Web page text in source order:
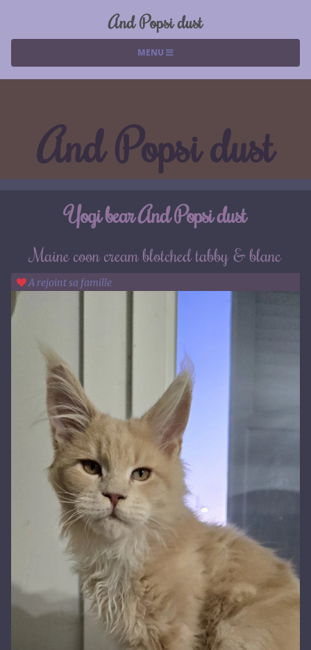
And Popsi dust
MENU
And Popsi dust
Yogi bear And Popsi dust
Maine coon cream blotched tabby & blanc
A rejoint sa famille